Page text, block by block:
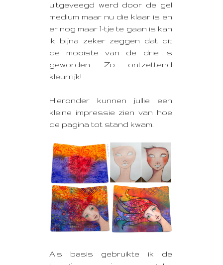
uitgeveegd werd door de gel
medium maar nu die klaar is en
er nog maar 1-tje te gaan is kan
ik bijna zeker zeggen dat dit
de mooiste van de drie is
geworden. Zo ontzettend
kleurrijk!
Hieronder kunnen jullie een
kleine impressie zien van hoe
de pagina tot stand kwam.
Als basis gebruikte ik de